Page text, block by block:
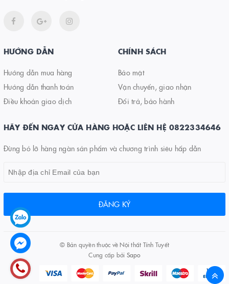
HƯỚNG DẪN
Hướng dẫn mua hàng
Hướng dẫn thanh toán
Điều khoản giao dịch
CHÍNH SÁCH
Bảo mật
Vận chuyển, giao nhận
Đổi trả, bảo hành
HÃY ĐẾN NGAY CỬA HÀNG HOẶC LIÊN HỆ 0822334646
Đừng bỏ lỡ hàng ngàn sản phẩm và chương trình siêu hấp dẫn
ĐĂNG KÝ
© Bản quyền thuộc vềNội thất Tính Tuyết
Cung cấp bởi Sapo